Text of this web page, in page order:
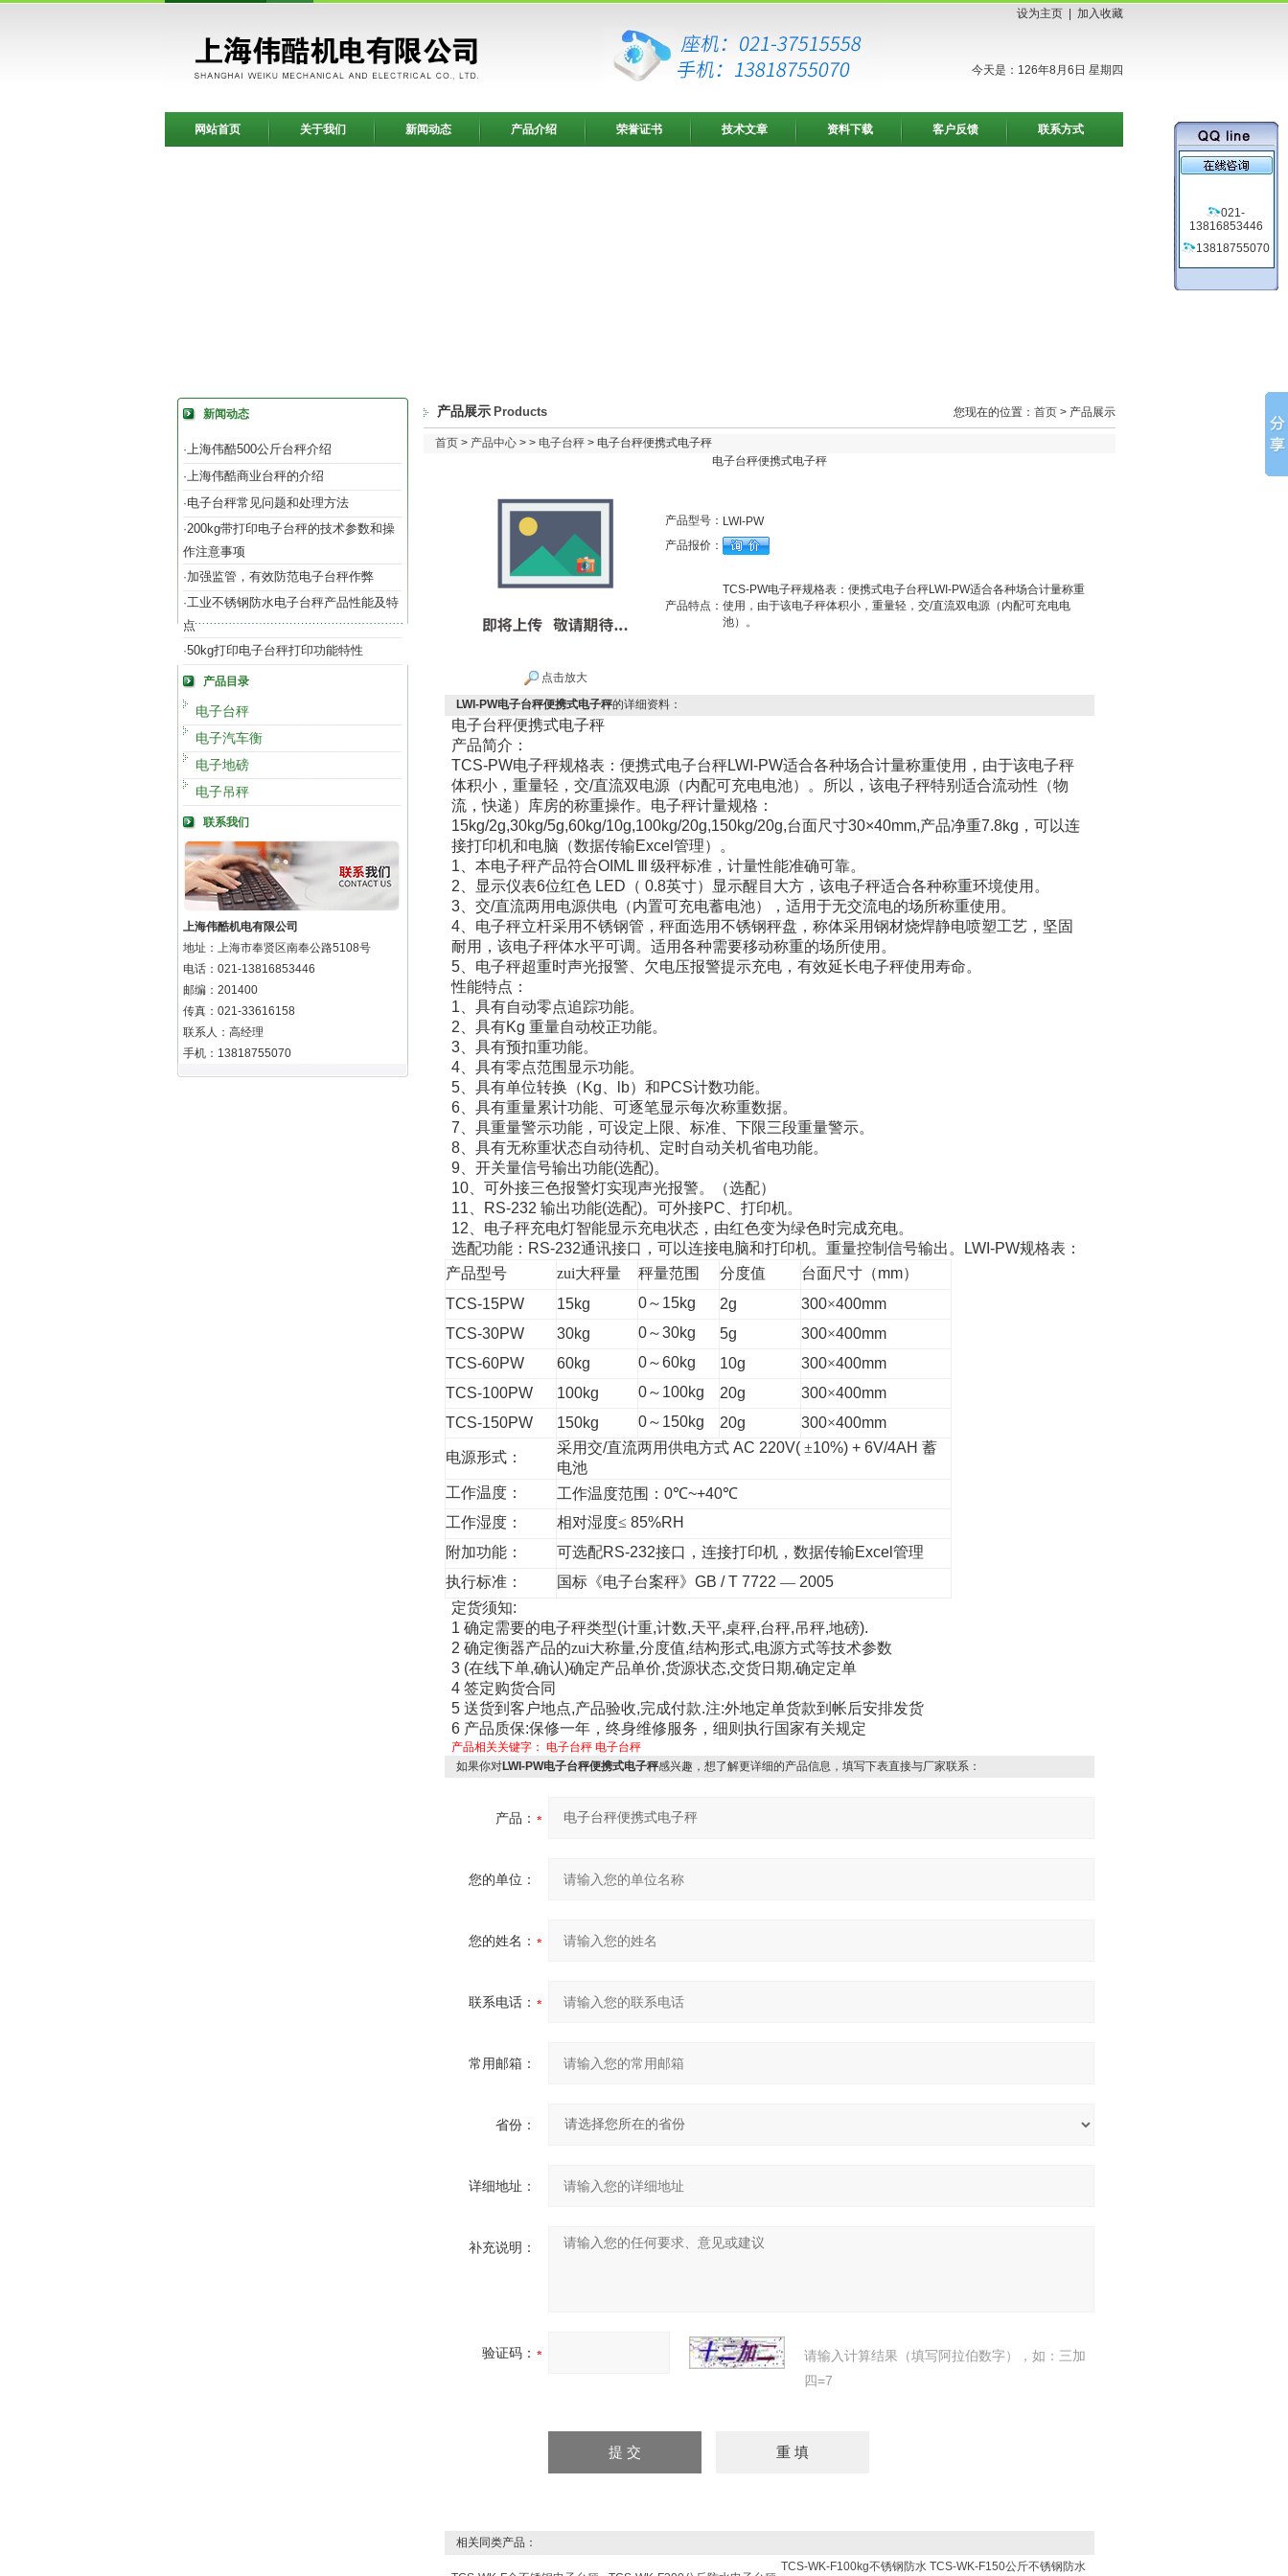
设为主页 加入收藏
今天是：126年8月6日 星期四
网站首页 关于我们 新闻动态 产品介绍 荣誉证书 技术文章 资料下载 客户反馈 联系方式
新闻动态
·上海伟酷500公斤台秤介绍
·上海伟酷商业台秤的介绍
·电子台秤常见问题和处理方法
·200kg带打印电子台秤的技术参数和操
作注意事项
·加强监管，有效防范电子台秤作弊
·工业不锈钢防水电子台秤产品性能及特
点
·50kg打印电子台秤打印功能特性
产品目录
电子台秤
电子汽车衡
电子地磅
电子吊秤
联系我们
上海伟酷机电有限公司
地址：上海市奉贤区南奉公路5108号
电话：021-13816853446
邮编：201400
传真：021-33616158
联系人：高经理
手机：13818755070
产品展示 Products 您现在的位置： 首页 > 产品展示
首页 > 产品中心 > > 电子台秤 > 电子台秤便携式电子秤
电子台秤便携式电子秤
点击放大
产品型号： LWI-PW
产品报价：
产品特点：
TCS-PW电子秤规格表：便携式电子台秤LWI-PW适合各种场合计量称重
使用，由于该电子秤体积小，重量轻，交/直流双电源（内配可充电电
池）。
LWI-PW电子台秤便携式电子秤的详细资料：
电子台秤便携式电子秤
产品简介：
TCS-PW电子秤规格表：便携式电子台秤LWI-PW适合各种场合计量称重使用，由于该电子秤
体积小，重量轻，交/直流双电源（内配可充电电池）。所以，该电子秤特别适合流动性（物
流，快递）库房的称重操作。电子秤计量规格：
15kg/2g,30kg/5g,60kg/10g,100kg/20g,150kg/20g,台面尺寸30×40mm,产品净重7.8kg ，可以连
接打印机和电脑（数据传输Excel 管理）。
1 、本电子秤产品符合OIML
级秤标准，计量性能准确可靠。
2 、显示仪表6位红色 LED （ 0.8英寸）显示醒目大方，该电子秤适合各种称重环境使用。
3 、交/直流两用电源供电（内置可充电蓄电池），适用于无交流电的场所称重使用。
4 、电子秤立杆采用不锈钢管，秤面选用不锈钢秤盘，称体采用钢材烧焊静电喷塑工艺，坚固
耐用，该电子秤体水平可调。适用各种需要移动称重的场所使用。
5 、电子秤超重时声光报警、欠电压报警提示充电，有效延长电子秤使用寿命。
性能特点：
1 、具有自动零点追踪功能。
2 、具有Kg 重量自动校正功能。
3 、具有预扣重功能。
4 、具有零点范围显示功能。
5 、具有单位转换（ Kg lb）和PCS计数功能。
6 、具有重量累计功能、可逐笔显示每次称重数据。
7 、具重量警示功能，可设定上限、标准、下限三段重量警示。
8 、具有无称重状态自动待机、定时自动关机省电功能。
9 、开关量信号输出功能(选配)。
10 、可外接三色报警灯实现声光报警。（选配）
11
RS-232 输出功能(选配)。可外接PC 、打印机。
12 、电子秤充电灯智能显示充电状态，由红色变为绿色时完成充电。
选配功能： RS-232通讯接口，可以连接电脑和打印机。重量控制信号输出。 LWI-PW规格表：
产品型号
zui大秤量 秤量范围 分度值 台面尺寸（mm）
TCS-15PW
15kg 0～ 15kg 2g 300×400mm
TCS-30PW
30kg 0～30kg 5g 300×400mm
TCS-60PW
60kg 0～60kg 10g 300×400mm
TCS-100PW
100kg 0～ 100kg 20g 300×400mm
TCS-150PW
150kg 0～ 150kg 20g 300×400mm
电源形式：
采用交/直流两用供电方式 AC 220V(±10%) + 6V/4AH蓄
电池
工作温度：
工作温度范围：0℃~+40℃
工作湿度：
相对湿度≤ 85%RH
附加功能：
可选配RS-232接口，连接打印机，数据传输Excel管理
执行标准：
国标《电子台案秤》GB / T 7722— 2005
定货须知:
1 确定需要的电子秤类型(计重,计数,天平,桌秤,台秤,吊秤,地磅).
2 确定衡器产品的zui大称量,分度值,结构形式,电源方式等技术参数
3 (在线下单,确认)确定产品单价,货源状态,交货日期,确定定单
4 签定购货合同
5 送货到客户地点,产品验收,完成付款.注:外地定单货款到帐后安排发货
6 产品质保:保修一年，终身维修服务，细则执行国家有关规定
产品相关关键字： 电子台秤 电子台秤
如果你对LWI-PW电子台秤便携式电子秤感兴趣，想了解更详细的产品信息，填写下表直接与厂家联系：
产品：
您的单位：
您的姓名：
联系电话：
常用邮箱：
省份：
详细地址：
补充说明：
验证码：
请输入计算结果（填写阿拉伯数字），如：三加
四=7
相关同类产品：
TCS-WK-F100kg不锈钢防水 TCS-WK-F150公斤不锈钢防水
021-
13816853446
13818755070